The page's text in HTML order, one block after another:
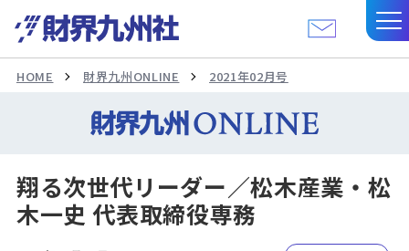
HOME 財界九州ONLINE 2021年02月号
翔る次世代リーダー／松木産業・松
木一史 代表取締役専務